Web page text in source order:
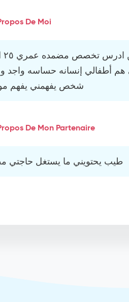
De Moi
أطفالي إنسانه حساسه واجد
شخص يفهمني يفهم مو
De Mon Partenaire
طيب يحتويني ما يستغل حاجتي